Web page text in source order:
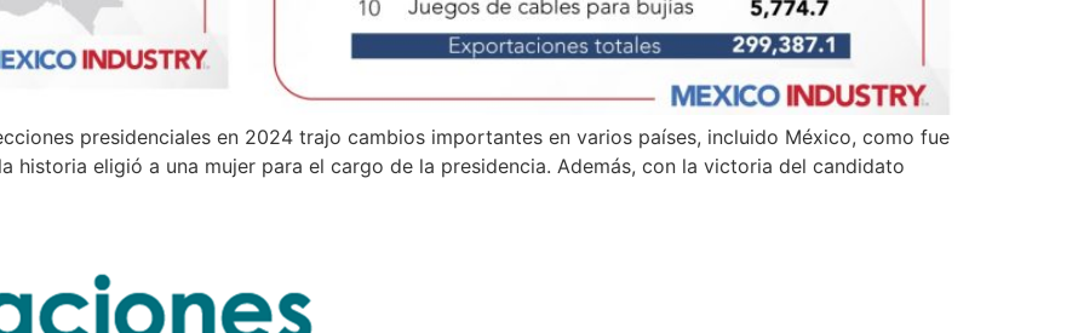
presidenciales en 2024 trajo cambios importantes en varios países, incluido México, como fue
historia eligió a una mujer para el cargo de la presidencia. Además, con la victoria del candidato